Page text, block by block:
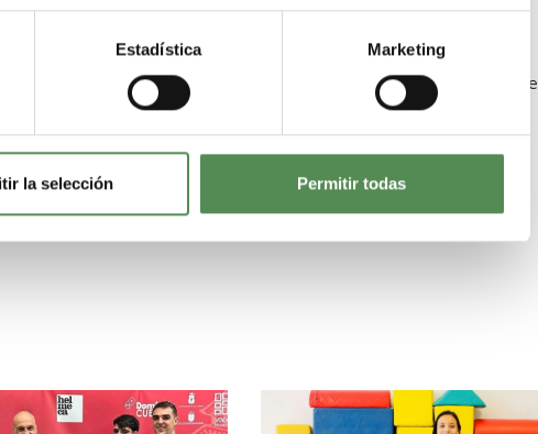
Estadística Marketing
la selección Permitir todas
cercana, transparente y útil para quienes valoran
oferta laboral, el programa se presenta como una oportunidad de
personal.
leerse aquí